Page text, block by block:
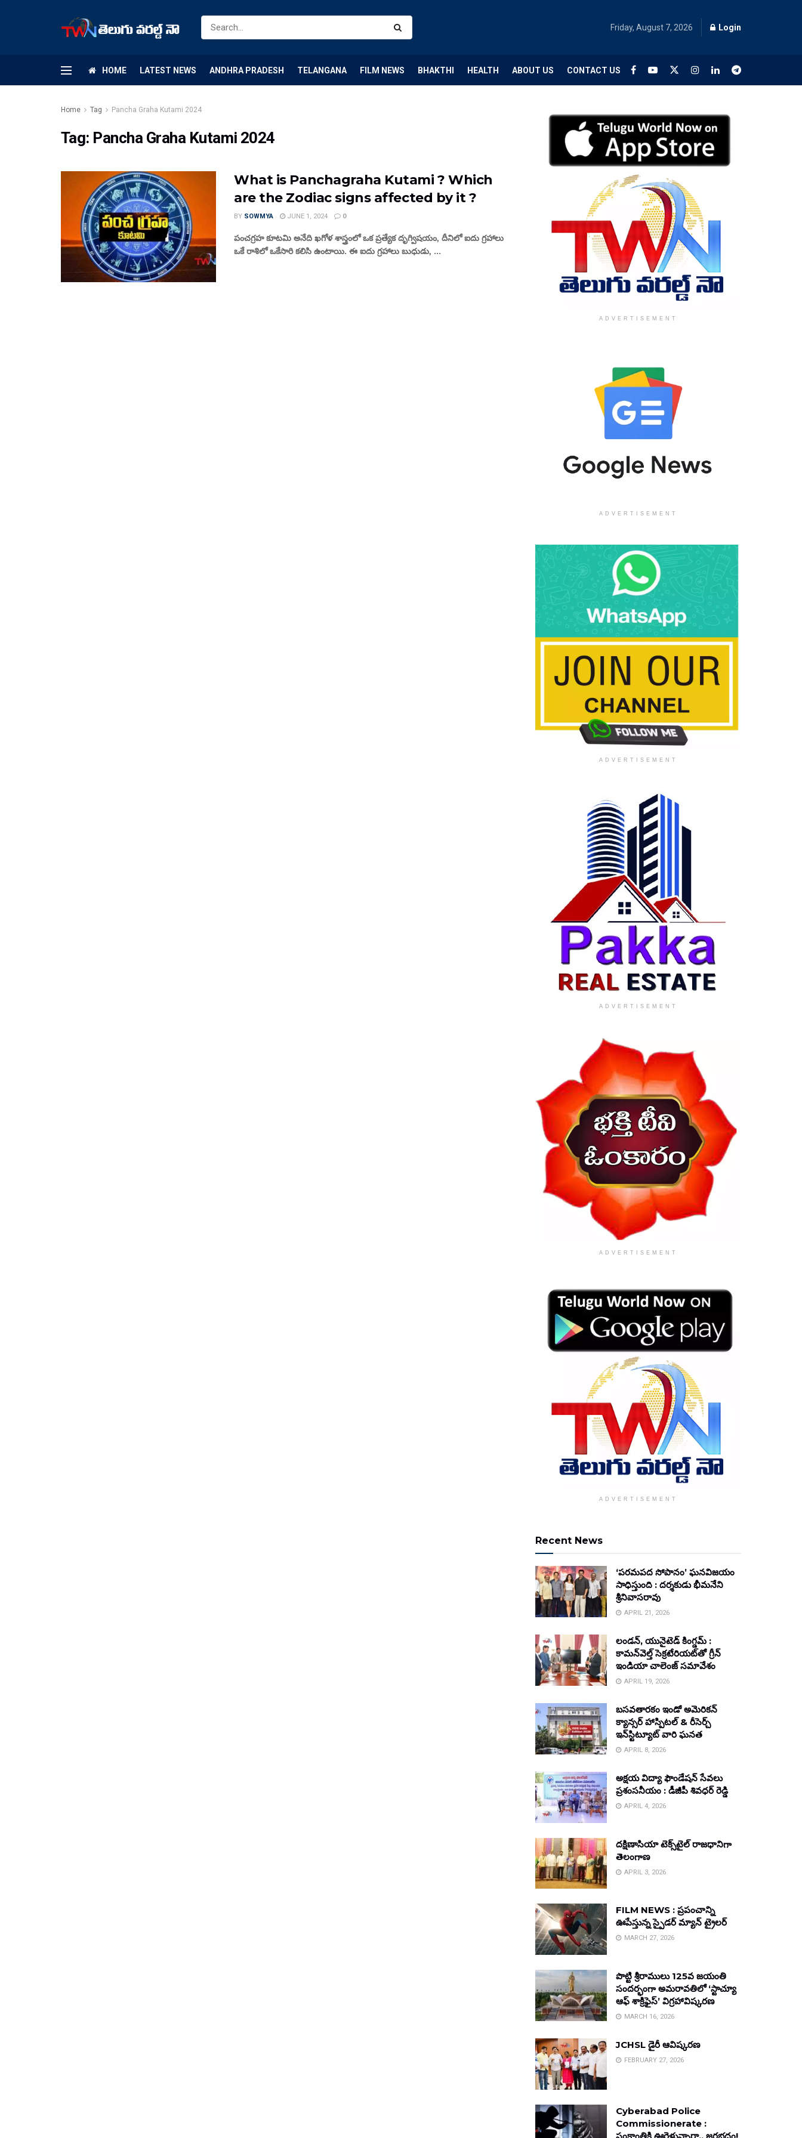
Friday, August 7, 2026 Login
HOME LATEST NEWS ANDHRA PRADESH TELANGANA FILM NEWS BHAKTHI HEALTH ABOUT US CONTACT US
Home Tag Pancha Graha Kutami 2024
Tag: Pancha Graha Kutami 2024
What is Panchagraha Kutami ? Which
are the Zodiac signs affected by it ?
BY SOWMYA JUNE 1, 2024 0
పంచగ్రహ కూటమి అనేది ఖగోళ శాస్త్రంలో ఒక ప్రత్యేక దృగ్విషయం, దీనిలో ఐదు గ్రహాలు
ఒకే రాశిలో ఒకేసారి కలిసి ఉంటాయి. ఈ ఐదు గ్రహాలు బుధుడు, ...
ADVERTISEMENT
ADVERTISEMENT
ADVERTISEMENT
ADVERTISEMENT
ADVERTISEMENT
ADVERTISEMENT
Recent News
‘పరమపద సోపానం’ ఘనవిజయం
సాధిస్తుంది : దర్శకుడు భీమనేని
శ్రీనివాసరావు
APRIL 21, 2026
లండన్, యునైటెడ్ కింగ్డమ్ :
కామన్‌వెల్త్ సెక్రటేరియట్‌తో గ్రీన్
ఇండియా చాలెంజ్ సమావేశం
APRIL 19, 2026
బసవతారకం ఇండో అమెరికన్
క్యాన్సర్ హాస్పిటల్ & రీసెర్చ్
ఇన్‌స్టిట్యూట్ వారి ఘనత
APRIL 8, 2026
అక్షయ విద్యా ఫౌండేషన్ సేవలు
ప్రశంసనీయం : డీజీపీ శివధర్ రెడ్డి
APRIL 4, 2026
దక్షిణాసియా టెక్స్‌టైల్ రాజధానిగా
తెలంగాణ
APRIL 3, 2026
FILM NEWS : ప్రపంచాన్ని
ఊపేస్తున్న స్పైడర్ మ్యాన్ ట్రైలర్
MARCH 27, 2026
పొట్టి శ్రీరాములు 125వ జయంతి
సందర్భంగా అమరావతిలో ‘స్టాచ్యూ
ఆఫ్ శాక్రిఫైస్’ విగ్రహావిష్కరణ
MARCH 16, 2026
JCHSL డైరీ ఆవిష్కరణ
FEBRUARY 27, 2026
Cyberabad Police
Commissionerate :